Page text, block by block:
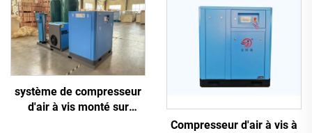
système de compresseur
d'air à vis monté sur
Compresseur d'air à vis à